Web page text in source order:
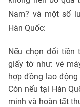
Nam? và một số
Hàn Quốc:
Nếu chọn đổi tiền
giấy tờ như: vé
hợp đồng lao
Còn nếu tại Hàn
minh và hoàn tất